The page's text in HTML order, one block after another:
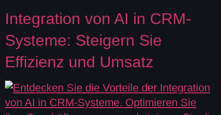
Integration von AI in CRM-
Systeme: Steigern Sie
Effizienz und Umsatz